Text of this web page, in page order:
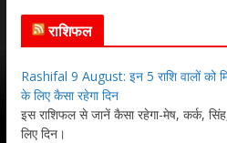
राशिफल
Rashifal 9 August: इन 5 राशि वालों को
के लिए कैसा रहेगा दिन
इस राशिफल से जानें कैसा रहेगा-मेष, कर्क,
लिए दिन।